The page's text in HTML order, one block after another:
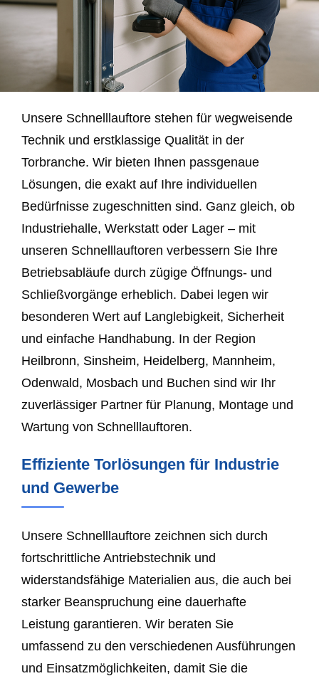
Unsere Schnelllauftore stehen für wegweisende
Technik und erstklassige Qualität in der
Torbranche. Wir bieten Ihnen passgenaue
Lösungen, die exakt auf Ihre individuellen
Bedürfnisse zugeschnitten sind. Ganz gleich, ob
Industriehalle, Werkstatt oder Lager – mit
unseren Schnelllauftoren verbessern Sie Ihre
Betriebsabläufe durch zügige Öffnungs- und
Schließvorgänge erheblich. Dabei legen wir
besonderen Wert auf Langlebigkeit, Sicherheit
und einfache Handhabung. In der Region
Heilbronn, Sinsheim, Heidelberg, Mannheim,
Odenwald, Mosbach und Buchen sind wir Ihr
zuverlässiger Partner für Planung, Montage und
Wartung von Schnelllauftoren.
Effiziente Torlösungen für Industrie
und Gewerbe
Unsere Schnelllauftore zeichnen sich durch
fortschrittliche Antriebstechnik und
widerstandsfähige Materialien aus, die auch bei
starker Beanspruchung eine dauerhafte
Leistung garantieren. Wir beraten Sie
umfassend zu den verschiedenen Ausführungen
und Einsatzmöglichkeiten, damit Sie die